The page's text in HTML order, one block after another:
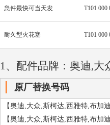
急件最快可当天发 T101 000
耐久型火花塞 T101 000
1、配件品牌：奥迪,大
原厂替换号码
【奥迪,大众,斯柯达,西雅特,布加
【奥迪,大众,斯柯达,西雅特,布加